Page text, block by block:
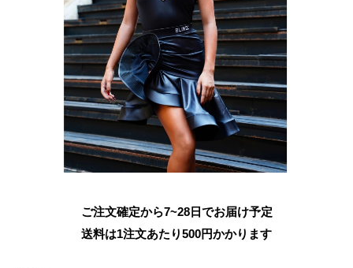
ご注文確定から7~28日でお届け予定
送料は1注文あたり500円かかります